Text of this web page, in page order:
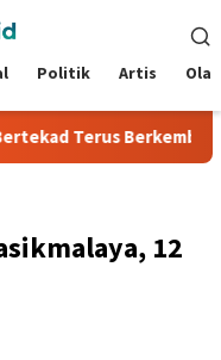
Politik Artis
Berkembang, Siap
12